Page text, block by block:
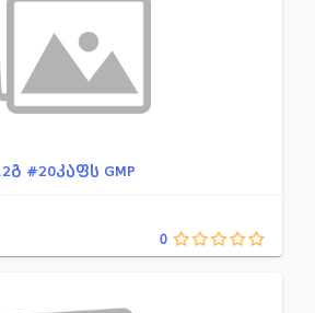
#20კაფს GMP
0